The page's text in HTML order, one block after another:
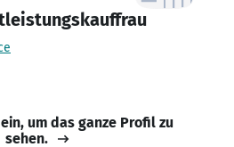
um das ganze Profil zu
sehen.